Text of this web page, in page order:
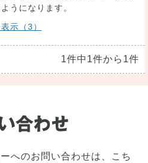
うになります。
示（3）
1件中1件から1件
へのお問い合わせは、こち